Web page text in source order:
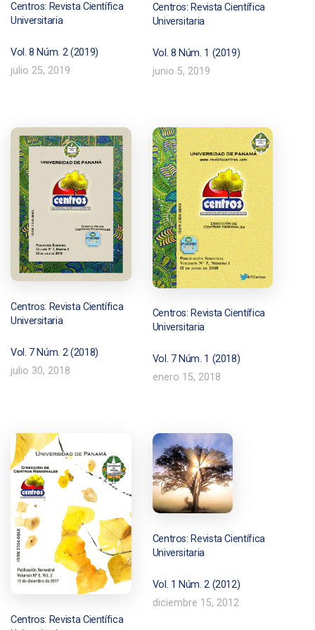
Centros: Revista Científica
Universitaria
Vol. 8 Núm. 2 (2019)
julio 25, 2019
Centros: Revista Científica
Universitaria
Vol. 8 Núm. 1 (2019)
junio 5, 2019
Centros: Revista Científica
Universitaria
Vol. 7 Núm. 2 (2018)
julio 30, 2018
Centros: Revista Científica
Universitaria
Vol. 7 Núm. 1 (2018)
enero 15, 2018
Centros: Revista Científica
Centros: Revista Científica
Universitaria
Vol. 1 Núm. 2 (2012)
diciembre 15, 2012